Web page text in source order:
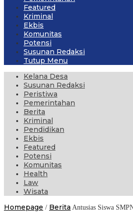
Featured
Kriminal
Ekbis
Komunitas
Potensi
Susunan Redaksi
Tutup Menu
Kelana Desa
Susunan Redaksi
Peristiwa
Pemerintahan
Berita
Kriminal
Pendidikan
Ekbis
Featured
Potensi
Komunitas
Health
Law
Wisata
Homepage / Berita Antusias Siswa